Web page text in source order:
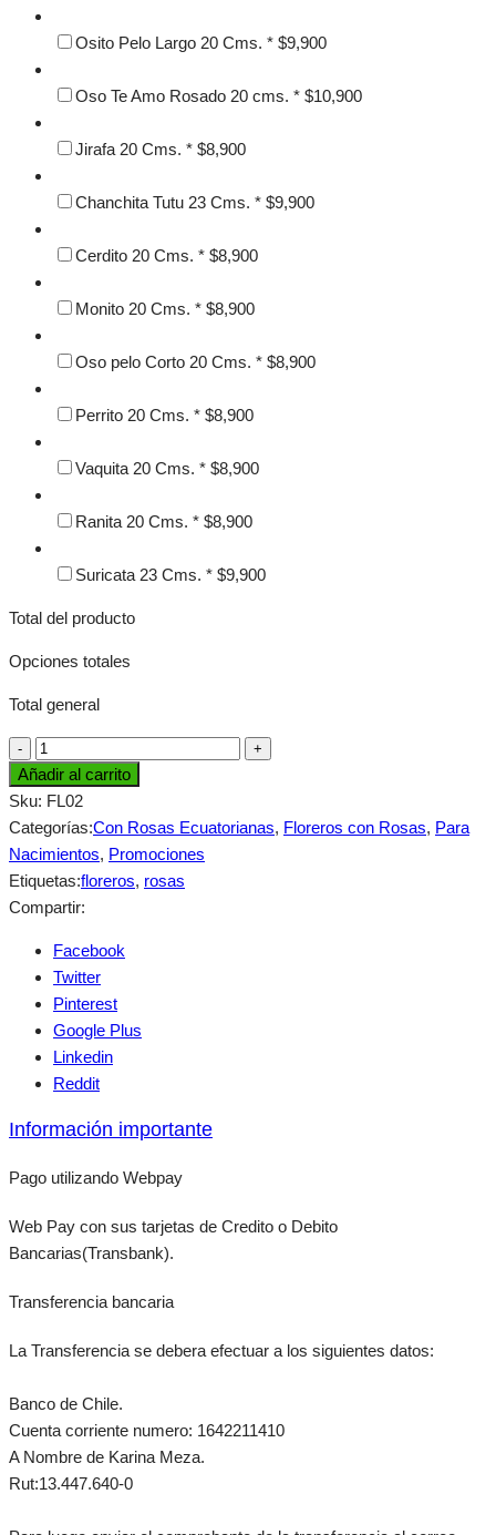
Osito Pelo Largo 20 Cms. * $9,900
Oso Te Amo Rosado 20 cms. * $10,900
Jirafa 20 Cms. * $8,900
Chanchita Tutu 23 Cms. * $9,900
Cerdito 20 Cms. * $8,900
Monito 20 Cms. * $8,900
Oso pelo Corto 20 Cms. * $8,900
Perrito 20 Cms. * $8,900
Vaquita 20 Cms. * $8,900
Ranita 20 Cms. * $8,900
Suricata 23 Cms. * $9,900
Total del producto
Opciones totales
Total general
Añadir al carrito
Sku: FL02
Categorías:Con Rosas Ecuatorianas, Floreros con Rosas, Para
Nacimientos, Promociones
Etiquetas:floreros, rosas
Compartir:
Facebook
Twitter
Pinterest
Google Plus
Linkedin
Reddit
Información importante
Pago utilizando Webpay
Web Pay con sus tarjetas de Credito o Debito
Bancarias(Transbank).
Transferencia bancaria
La Transferencia se debera efectuar a los siguientes datos:
Banco de Chile.
Cuenta corriente numero: 1642211410
A Nombre de Karina Meza.
Rut:13.447.640-0